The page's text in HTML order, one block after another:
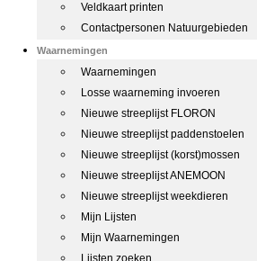
Veldkaart printen
Contactpersonen Natuurgebieden
Waarnemingen
Waarnemingen
Losse waarneming invoeren
Nieuwe streeplijst FLORON
Nieuwe streeplijst paddenstoelen
Nieuwe streeplijst (korst)mossen
Nieuwe streeplijst ANEMOON
Nieuwe streeplijst weekdieren
Mijn Lijsten
Mijn Waarnemingen
Lijsten zoeken